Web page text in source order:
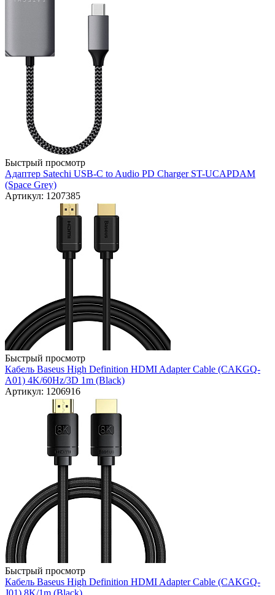
Быстрый просмотр
Адаптер Satechi USB-C to Audio PD Charger ST-UCAPDAM
(Space Grey)
Артикул: 1207385
Быстрый просмотр
Кабель Baseus High Definition HDMI Adapter Cable (CAKGQ-
A01) 4K/60Hz/3D 1m (Black)
Артикул: 1206916
Быстрый просмотр
Кабель Baseus High Definition HDMI Adapter Cable (CAKGQ-